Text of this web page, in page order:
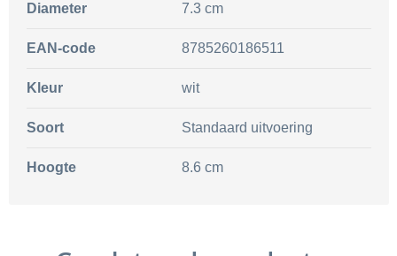
Diameter 7.3 cm
EAN-code 8785260186511
Kleur wit
Soort Standaard uitvoering
Hoogte 8.6 cm